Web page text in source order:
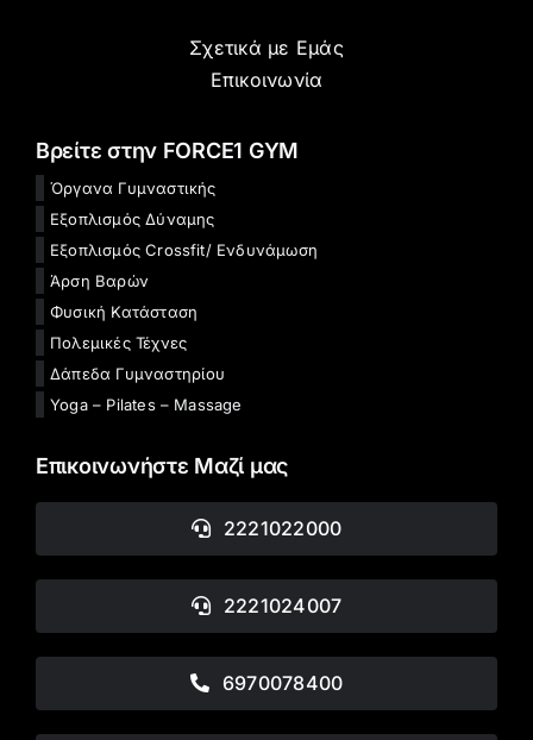
Σχετικά με Εμάς
Επικοινωνία
Βρείτε στην FORCE1 GYM
Όργανα Γυμναστικής
Εξοπλισμός Δύναμης
Εξοπλισμός Crossfit/ Ενδυνάμωση
Άρση Βαρών
Φυσική Κατάσταση
Πολεμικές Τέχνες
Δάπεδα Γυμναστηρίου
Yoga – Pilates – Massage
Επικοινωνήστε Μαζί μας
2221022000
2221024007
6970078400